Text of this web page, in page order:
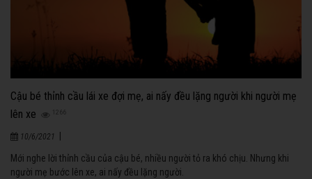
Cậu bé thỉnh cầu lái xe đợi mẹ, ai nấy đều lặng người khi người mẹ
lên xe
1266
10/6/2021
Mới nghe lời thỉnh cầu của cậu bé, nhiều người tỏ ra khó chịu. Nhưng khi
người mẹ bước lên xe, ai nấy đều lặng người.